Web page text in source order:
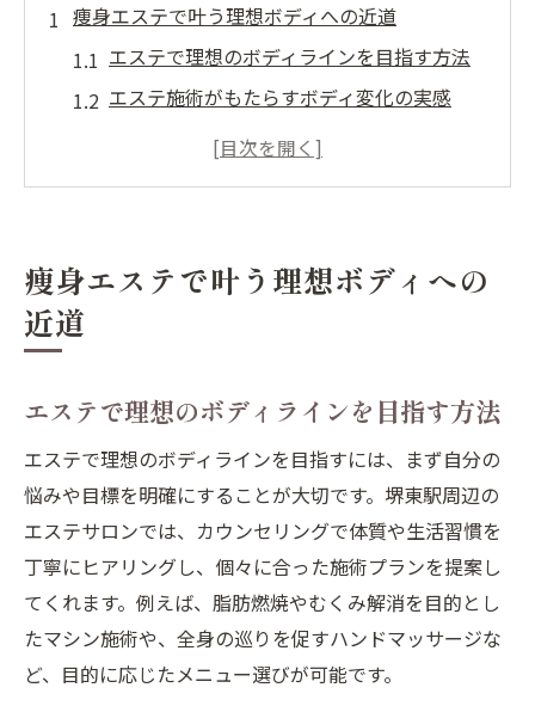
痩身エステで叶う理想ボディへの近道
エステで理想のボディラインを目指す方法
エステ施術がもたらすボディ変化の実感
エステ利用で叶える美脚と引き締め効果
エステ利用前に知るべき痩身効果の実際
エステで本当に痩せる理由とポイント
施術直後に感じるエステの即効性とは
エステの痩身効果にはどんな個人差がある
か
堺東駅エリアで評判のエステ活用法を探る
堺東駅周辺エステの活用術と選び方
エステ利用時の便利なポイントまとめ
通いやすさで選ぶエステのメリット
痩身エステで叶う理想ボディへの
近道
エステで理想のボディラインを目指す方法
エステで理想のボディラインを目指すには、まず自分の
悩みや目標を明確にすることが大切です。堺東駅周辺の
エステサロンでは、カウンセリングで体質や生活習慣を
丁寧にヒアリングし、個々に合った施術プランを提案し
てくれます。例えば、脂肪燃焼やむくみ解消を目的とし
たマシン施術や、全身の巡りを促すハンドマッサージな
ど、目的に応じたメニュー選びが可能です。